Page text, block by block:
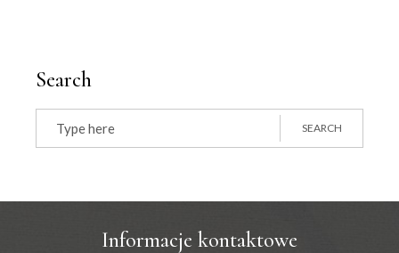
Search
Search
for:
SEARCH
Informacje kontaktowe